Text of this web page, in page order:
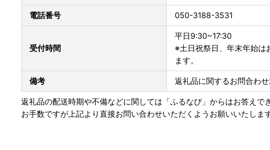
電話番号 050-3188-3531
受付時間
平日9:30~17:30
※土日祝祭日、年末年始は
ます。
備考 返礼品に関するお問合わせ
返礼品の配送時期や不備などに関しては「ふるなび」からはお答えで
お手数ですが上記より直接お問い合わせいただくようお願いいたします